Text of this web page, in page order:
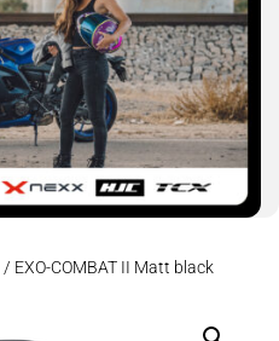
/ EXO-COMBAT II Matt black